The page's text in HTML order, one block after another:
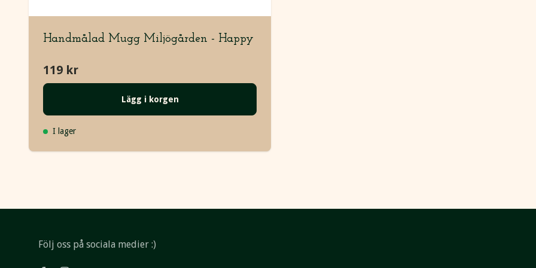
Handmålad Mugg Miljögården - Happy
119 kr
Lägg i korgen
I lager
Följ oss på sociala medier :)